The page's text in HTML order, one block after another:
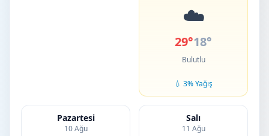
☁️
29°18°
Bulutlu
💧 3% Yağış
Pazartesi
10 Ağu
Salı
11 Ağu